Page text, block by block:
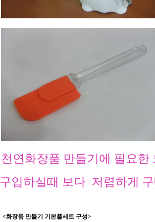
천연화장품 만들기에 필요한
구입하실때 보다 저렴하게
<화장품 만들기 기본풀세트 구성>